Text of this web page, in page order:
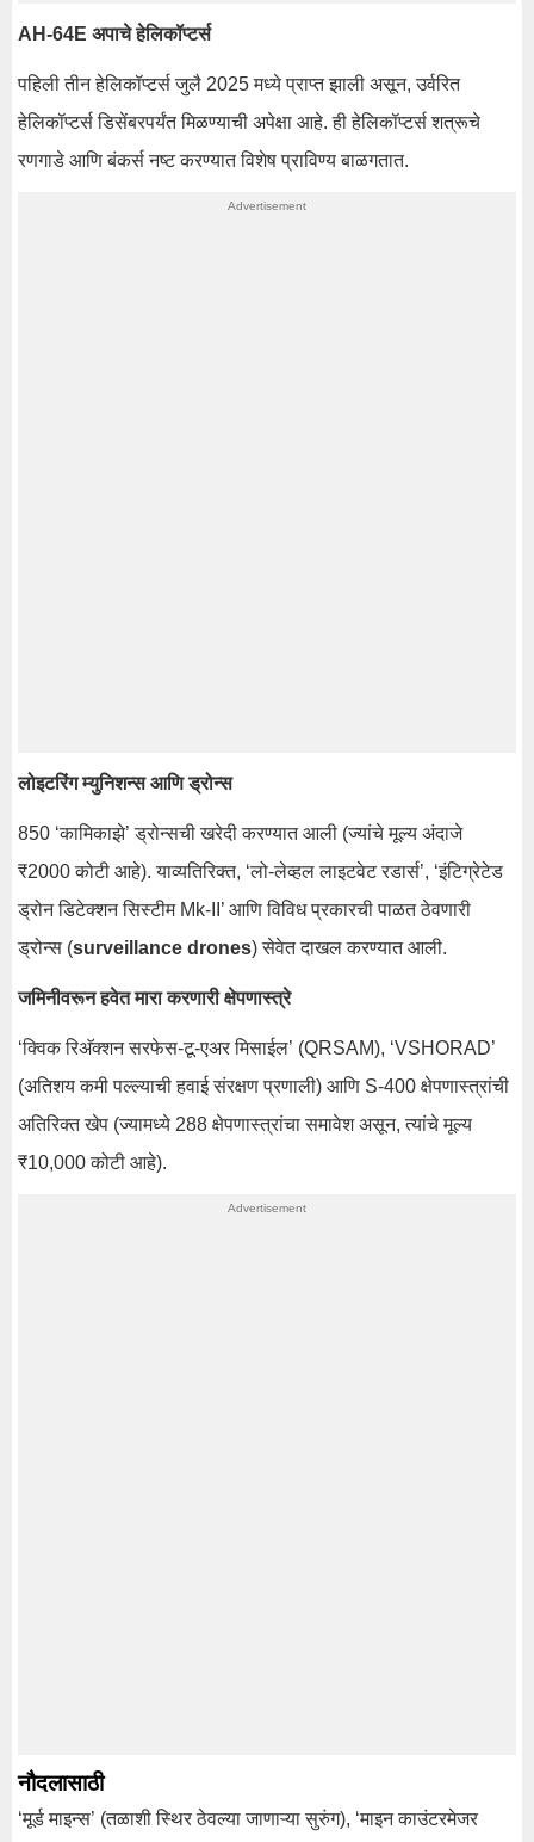
AH-64E अपाचे हेलिकॉप्टर्स
पहिली तीन हेलिकॉप्टर्स जुलै 2025 मध्ये प्राप्त झाली असून, उर्वरित
हेलिकॉप्टर्स डिसेंबरपर्यंत मिळण्याची अपेक्षा आहे. ही हेलिकॉप्टर्स शत्रूचे
रणगाडे आणि बंकर्स नष्ट करण्यात विशेष प्राविण्य बाळगतात.
लोइटरिंग म्युनिशन्स आणि ड्रोन्स
850 ‘कामिकाझे’ ड्रोन्सची खरेदी करण्यात आली (ज्यांचे मूल्य अंदाजे
₹2000 कोटी आहे). याव्यतिरिक्त, ‘लो-लेव्हल लाइटवेट रडार्स’, ‘इंटिग्रेटेड
ड्रोन डिटेक्शन सिस्टीम Mk-II’ आणि विविध प्रकारची पाळत ठेवणारी
ड्रोन्स (surveillance drones) सेवेत दाखल करण्यात आली.
जमिनीवरून हवेत मारा करणारी क्षेपणास्त्रे
‘क्विक रिअ‍ॅक्शन सरफेस-टू-एअर मिसाईल’ (QRSAM), ‘VSHORAD’
(अतिशय कमी पल्ल्याची हवाई संरक्षण प्रणाली) आणि S-400 क्षेपणास्त्रांची
अतिरिक्त खेप (ज्यामध्ये 288 क्षेपणास्त्रांचा समावेश असून, त्यांचे मूल्य
₹10,000 कोटी आहे).
नौदलासाठी
‘मूर्ड माइन्स’ (तळाशी स्थिर ठेवल्या जाणाऱ्या सुरुंग), ‘माइन काउंटरमेजर